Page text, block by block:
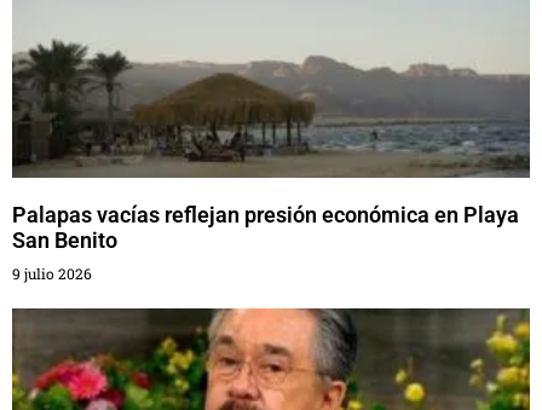
Palapas vacías reflejan presión económica en Playa
San Benito
9 julio 2026